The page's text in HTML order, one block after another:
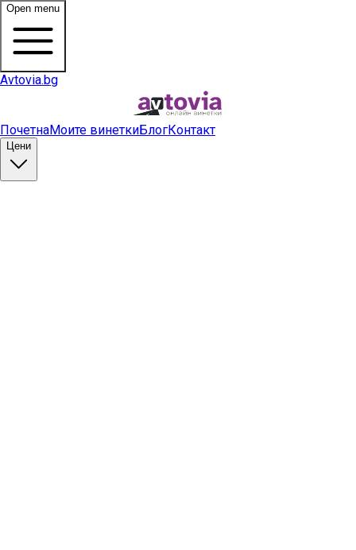
Open menu
Avtovia.bg
ПочетнаМоите винеткиБлогКонтакт
Цени